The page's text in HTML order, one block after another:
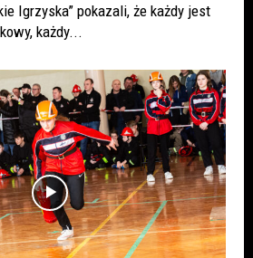
Igrzyska” pokazali, że każdy jest
każdy...